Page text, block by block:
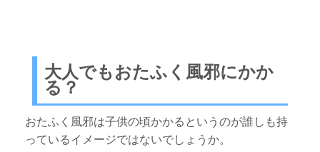
大人でもおたふく風邪にかか
る？
おたふく風邪は子供の頃かかるというのが誰しも持
っているイメージではないでしょうか。